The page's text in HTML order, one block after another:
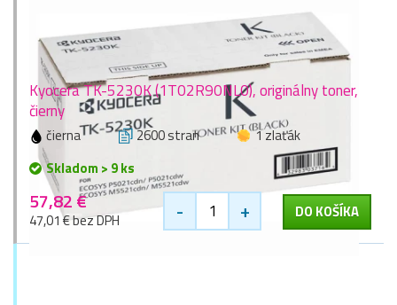
Kyocera TK-5230K (1T02R90NL0), originálny toner,
čierny
čierna 2600 stran
1 zlaťák
Skladom > 9 ks
57,82 €
47,01 € bez DPH - + DO KOŠÍKA